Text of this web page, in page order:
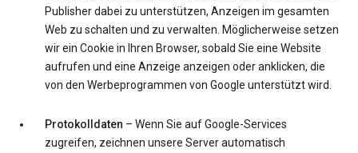
Publisher dabei zu unterstützen, Anzeigen im gesamten
Web zu schalten und zu verwalten. Möglicherweise setzen
wir ein Cookie in Ihren Browser, sobald Sie eine Website
aufrufen und eine Anzeige anzeigen oder anklicken, die
von den Werbeprogrammen von Google unterstützt wird.
Protokolldaten – Wenn Sie auf Google-Services
zugreifen, zeichnen unsere Server automatisch